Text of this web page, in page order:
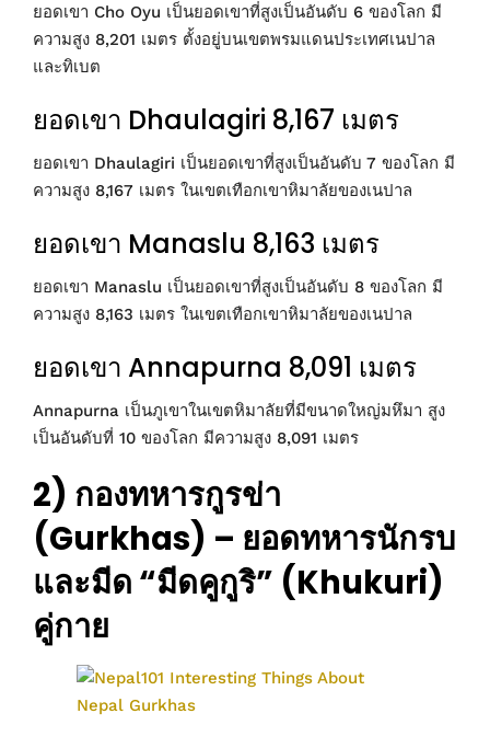
ยอดเขา Cho Oyu เป็นยอดเขาที่สูงเป็นอันดับ 6 ของโลก มี
ความสูง 8,201 เมตร ตั้งอยู่บนเขตพรมแดนประเทศเนปาล
และทิเบต
ยอดเขา Dhaulagiri 8,167 เมตร
ยอดเขา Dhaulagiri เป็นยอดเขาที่สูงเป็นอันดับ 7 ของโลก มี
ความสูง 8,167 เมตร ในเขตเทือกเขาหิมาลัยของเนปาล
ยอดเขา Manaslu 8,163 เมตร
ยอดเขา Manaslu เป็นยอดเขาที่สูงเป็นอันดับ 8 ของโลก มี
ความสูง 8,163 เมตร ในเขตเทือกเขาหิมาลัยของเนปาล
ยอดเขา Annapurna 8,091 เมตร
Annapurna เป็นภูเขาในเขตหิมาลัยที่มีขนาดใหญ่มหึมา สูง
เป็นอันดับที่ 10 ของโลก มีความสูง 8,091 เมตร
2) กองทหารกูรข่า
(Gurkhas) – ยอดทหารนักรบ
และมีด “มีดคูกูริ” (Khukuri)
คู่กาย